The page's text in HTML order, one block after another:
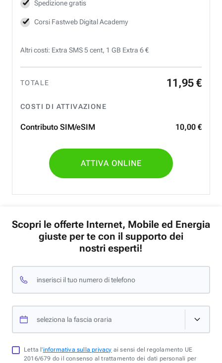
Spedizione gratis
Corsi Fastweb Digital Academy
Altri costi: Extra SMS 5 cent, 1 GB Extra 6 €
TOTALE 11 ,95 €
COSTI DI ATTIVAZIONE
Contributo SIM/eSIM 10,00 €
ATTIVA ONLINE
Scopri le offerte Internet, Mobile ed Energia
giuste per te con il supporto dei
nostri esperti!
inserisci il tuo numero di telefono
seleziona la fascia oraria
Letta l'informativa sulla privacy ai sensi del regolamento UE
2016/679 do il consenso al trattamento dei dati personali per